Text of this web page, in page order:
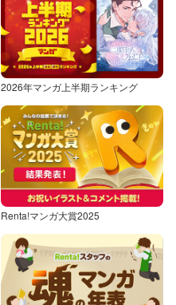
2026年マンガ上半期ランキング
Renta!マンガ大賞2025